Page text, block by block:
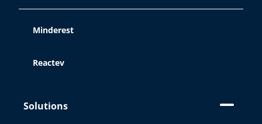
stockent et enregistrent des
parcourez le web. Le but de ces
l'amélioration de votre expérience sur
d'autres contenus intéressants, à
Minderest
Reactev
Solutions